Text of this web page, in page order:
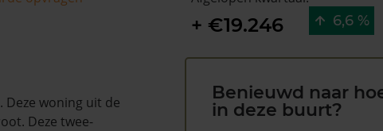
. Deze woning uit de
Deze twee-
+ €19.246 6,6 %
Benieuwd naar
in deze buurt?